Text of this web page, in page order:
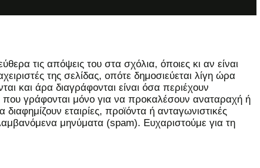
τις απόψεις του στα σχόλια, όποιες κι αν είναι
της σελίδας, οπότε δημοσιεύεται λίγη ώρα
και άρα διαγράφονται είναι όσα περιέχουν
που γράφονται μόνο για να προκαλέσουν αναταραχή ή
εταιρίες, προϊόντα ή ανταγωνιστικές
μηνύματα (spam). Ευχαριστούμε για τη